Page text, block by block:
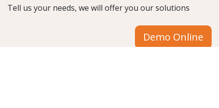
Tell us your needs, we will offer you our solutions
Demo Online